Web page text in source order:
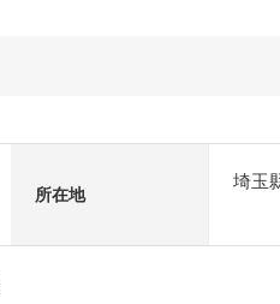
所在地
埼玉